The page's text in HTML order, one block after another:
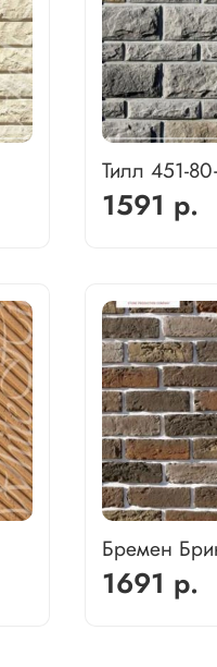
Тилл 451-
1591 р.
Бремен
1691 р.